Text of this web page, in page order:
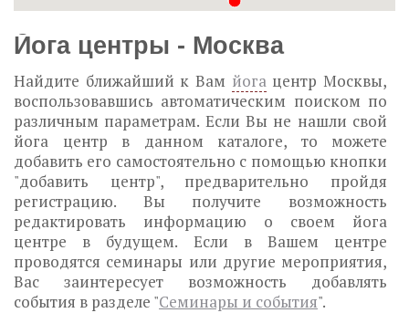
Йога центры - Москва
Найдите ближайший к Вам йогацентр Москвы,
воспользовавшись автоматическим поиском по
различным параметрам. Если Вы не нашли свой
йога центр в данном каталоге, то можете
добавить его самостоятельно с помощью кнопки
"добавить центр", предварительно пройдя
регистрацию. Вы получите возможность
редактировать информацию о своем йога
центре в будущем. Если в Вашем центре
проводятся семинары или другие мероприятия,
Вас заинтересует возможность добавлять
события в разделе "Семинары и события".